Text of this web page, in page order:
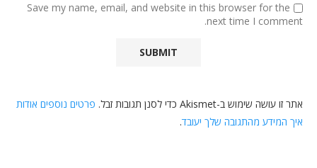
Save my name, email, and website in this browser for the
next time I comment.
אתר זו עושה שימוש ב-Akismet כדי לסנן תגובות זבל.
פרטים נוספים אודות
איך המידע מהתגובה שלך יעובד.